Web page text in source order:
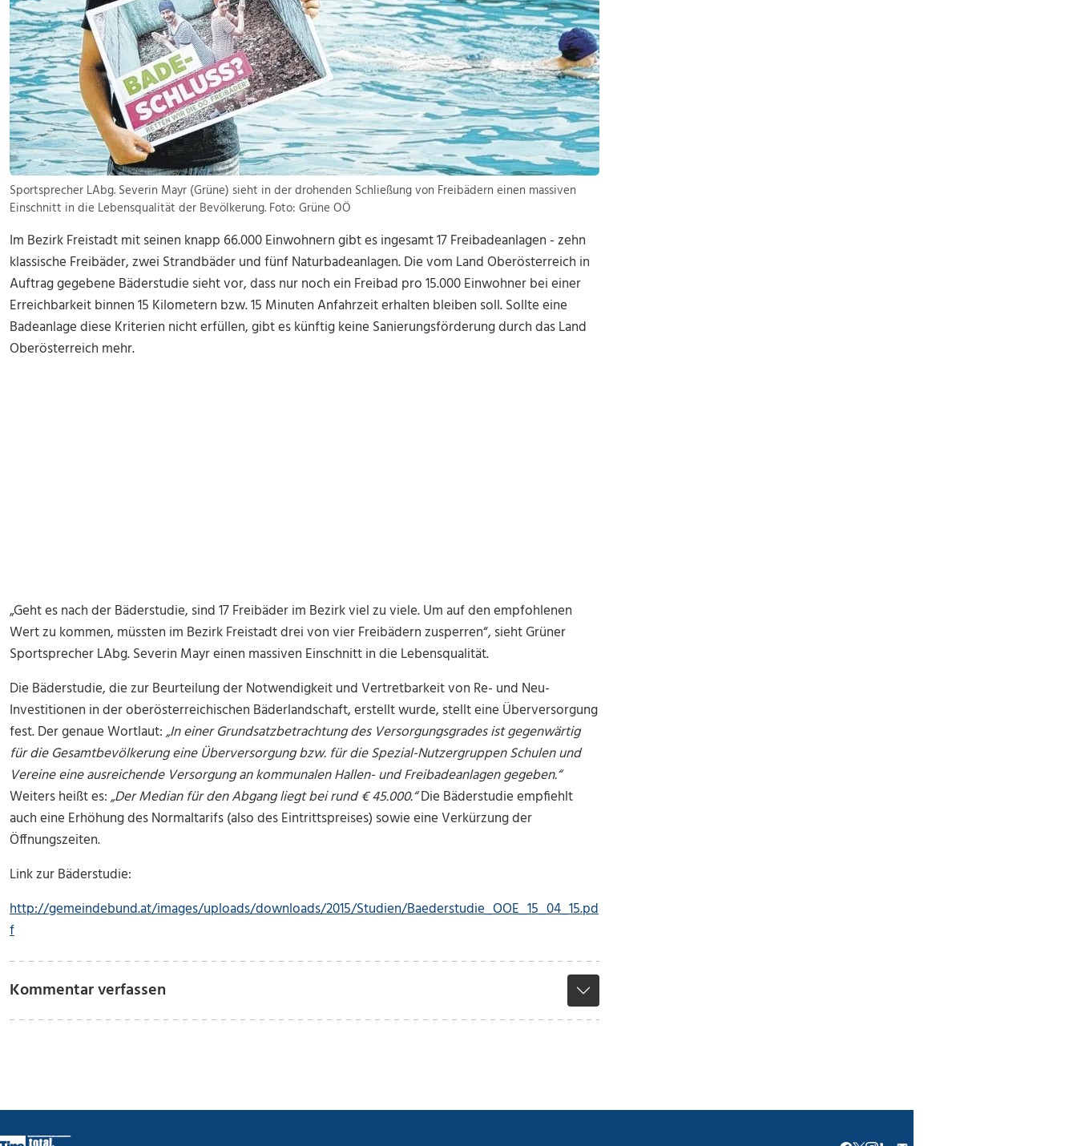
Sportsprecher LAbg. Severin Mayr (Grüne) sieht in der drohenden Schließung von Freibädern einen massiven
Einschnitt in die Lebensqualität der Bevölkerung. Foto: Grüne OÖ
Im Bezirk Freistadt mit seinen knapp 66.000 Einwohnern gibt es ingesamt 17 Freibadeanlagen - zehn
klassische Freibäder, zwei Strandbäder und fünf Naturbadeanlagen. Die vom Land Oberösterreich in
Auftrag gegebene Bäderstudie sieht vor, dass nur noch ein Freibad pro 15.000 Einwohner bei einer
Erreichbarkeit binnen 15 Kilometern bzw. 15 Minuten Anfahrzeit erhalten bleiben soll. Sollte eine
Badeanlage diese Kriterien nicht erfüllen, gibt es künftig keine Sanierungsförderung durch das Land
Oberösterreich mehr.
„Geht es nach der Bäderstudie, sind 17 Freibäder im Bezirk viel zu viele. Um auf den empfohlenen
Wert zu kommen, müssten im Bezirk Freistadt drei von vier Freibädern zusperren“, sieht Grüner
Sportsprecher LAbg. Severin Mayr einen massiven Einschnitt in die Lebensqualität.
Die Bäderstudie, die zur Beurteilung der Notwendigkeit und Vertretbarkeit von Re- und Neu-
Investitionen in der oberösterreichischen Bäderlandschaft, erstellt wurde, stellt eine Überversorgung
fest. Der genaue Wortlaut:„In einer Grundsatzbetrachtung des Versorgungsgrades ist gegenwärtig
für die Gesamtbevölkerung eine Überversorgung bzw. für die Spezial-Nutzergruppen Schulen und
Vereine eine ausreichende Versorgung an kommunalen Hallen- und Freibadeanlagen gegeben.“
Weiters heißt es:„Der Median für den Abgang liegt bei rund € 45.000.“Die Bäderstudie empfiehlt
auch eine Erhöhung des Normaltarifs (also des Eintrittspreises) sowie eine Verkürzung der
Öffnungszeiten.
Link zur Bäderstudie:
http://gemeindebund.at/images/uploads/downloads/2015/Studien/Baederstudie_OOE_15_04_15.pd
f
Kommentar verfassen